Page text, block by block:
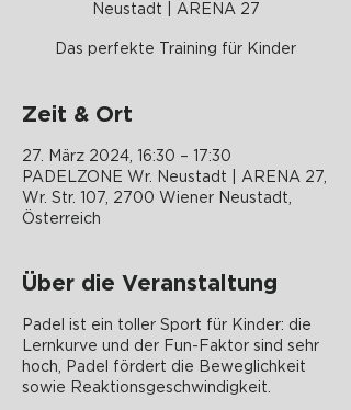
Neustadt | ARENA 27
Das perfekte Training für Kinder
Zeit & Ort
27. März 2024, 16:30 – 17:30
PADELZONE Wr. Neustadt | ARENA 27,
Wr. Str. 107, 2700 Wiener Neustadt,
Österreich
Über die Veranstaltung
Padel ist ein toller Sport für Kinder: die
Lernkurve und der Fun-Faktor sind sehr
hoch, Padel fördert die Beweglichkeit
sowie Reaktionsgeschwindigkeit.